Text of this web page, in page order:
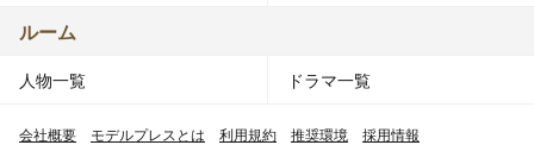
ルーム
人物一覧 ドラマ一覧
会社概要 モデルプレスとは 利用規約 推奨環境 採用情報